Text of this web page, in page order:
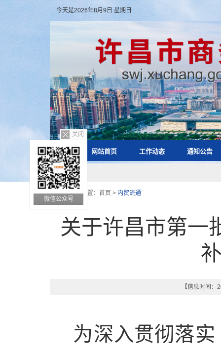
今天是2026年8月9日 星期日
网站首页 工作动态 通知公告
关闭
微信公众号
您的位置： 首页 > 内贸流通
关于许昌市第一
【信息时间
为深入贯彻落